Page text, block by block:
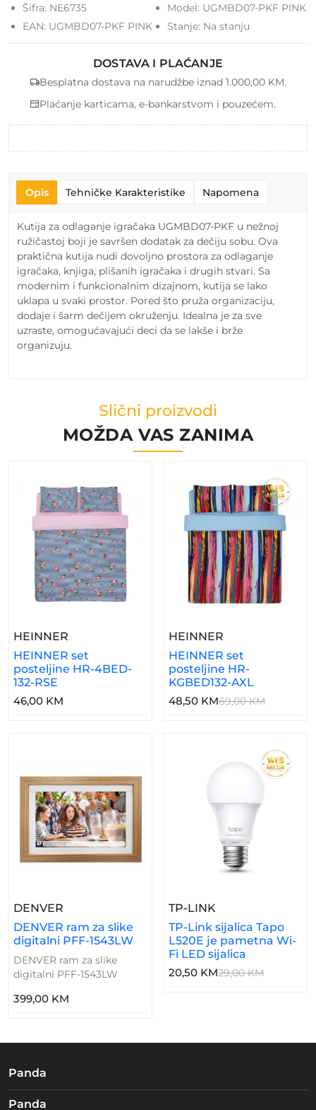
Šifra: NE6735 Model: UGMBD07-PKF PINK
EAN: UGMBD07-PKF PINK Stanje: Na stanju
DOSTAVA I PLAĆANJE
Besplatna dostava na narudžbe iznad 1.000,00 KM.
Plaćanje karticama, e-bankarstvom i pouzećem.
Opis Tehničke Karakteristike Napomena
Kutija za odlaganje igračaka UGMBD07-PKF u nežnoj
ružičastoj boji je savršen dodatak za dečiju sobu. Ova
praktična kutija nudi dovoljno prostora za odlaganje
igračaka, knjiga, plišanih igračaka i drugih stvari. Sa
modernim i funkcionalnim dizajnom, kutija se lako
uklapa u svaki prostor. Pored što pruža organizaciju,
dodaje i šarm dečijem okruženju. Idealna je za sve
uzraste, omogućavajući deci da se lakše i brže
organizuju.
Slični proizvodi
MOŽDA VAS ZANIMA
HEINNER – HEINNER Set Posteljine HR-4BED-132-
HEINNER set
posteljine HR-4BED-
132-RSE
46,00 KM
HEINNER
HEINNER set
posteljine HR-
KGBED132-AXL
48,50 KM69,00 KM
DENVER – DENVER Ram Za Slike Digitalni PFF-
DENVER ram za slike
digitalni PFF-1543LW
DENVER ram za slike
digitalni PFF-1543LW
399,00 KM
TP-LINK
TP-Link sijalica Tapo
L520E je pametna Wi-
Fi LED sijalica
20,50 KM29,00 KM
Panda
Panda